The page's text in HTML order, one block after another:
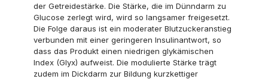
der Getreidestärke. Die Stärke, die im Dünndarm zu
Glucose zerlegt wird, wird so langsamer freigesetzt.
Die Folge daraus ist ein moderater Blutzuckeranstieg
verbunden mit einer geringeren Insulinantwort, so
dass das Produkt einen niedrigen glykämischen
Index (Glyx) aufweist. Die modulierte Stärke trägt
zudem im Dickdarm zur Bildung kurzkettiger